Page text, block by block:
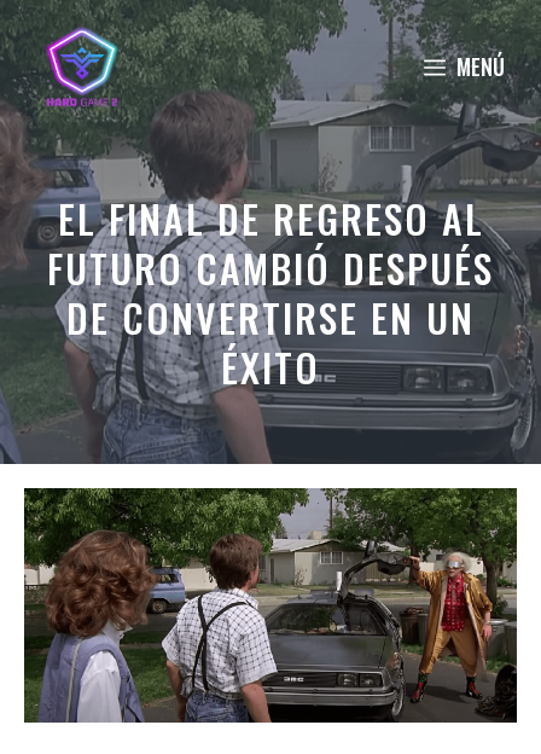
Saltar
al
contenido
MENÚ
EL FINAL DE REGRESO AL
FUTURO CAMBIÓ DESPUÉS
DE CONVERTIRSE EN UN
ÉXITO